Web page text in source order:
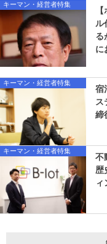
キーマン・経営者特集
ル
る
に
キーマン・経営者特集
宿
ス
締
キーマン・経営者特集
不
歴
ィ